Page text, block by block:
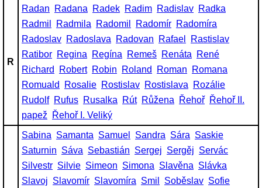
R
Radan Radana Radek Radim Radislav Radka
Radmil
Radmila Radomil Radomír Radomíra
Radoslav Radoslava Radovan Rafael
Rastislav
Ratibor Regina Regína Remeš Renáta
René
Richard
Robert Robin Roland Roman
Romana
Romuald
Rosalie Rostislav Rostislava
Rozálie
Rudolf Rufus Rusalka Rút Růžena Řehoř Řehoř II.
papež
Řehoř I. Veliký
Sabina Samanta Samuel Sandra Sára Saskie
Saturnin Sáva Sebastián Sergej Sergěj Servác
Silvestr Silvie Simeon Simona Slavěna Slávka
Slavoj Slavomír Slavomíra Smil Soběslav Sofie